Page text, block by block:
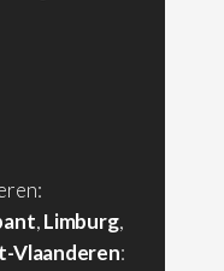
,Limburg,
Vlaanderen: